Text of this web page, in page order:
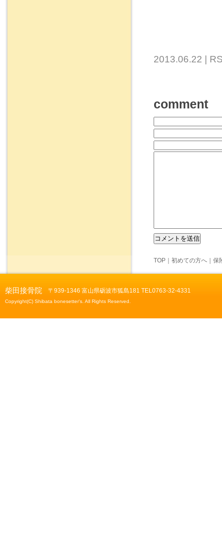
2013.06.22 |
comment
TOP 初めての方へ 保
柴田接骨院 〒939-1346 富山県砺波市狐島181 TEL0763-32-4331
Copyright(C) Shibata bonesetter's. All Rights Reserved.